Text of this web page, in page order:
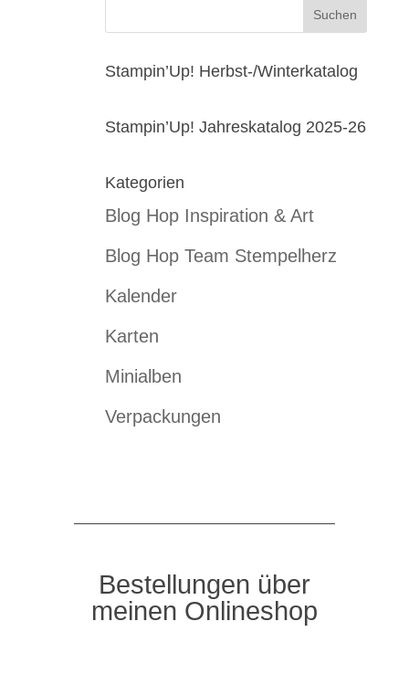
Stampin’Up! Herbst-/Winterkatalog
Stampin’Up! Jahreskatalog 2025-26
Kategorien
Blog Hop Inspiration & Art
Blog Hop Team Stempelherz
Kalender
Karten
Minialben
Verpackungen
Bestellungen über
meinen Onlineshop